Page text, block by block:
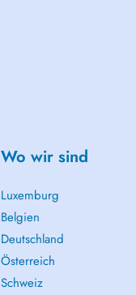
Wo wir sind
Luxemburg
Belgien
Deutschland
Österreich
Schweiz